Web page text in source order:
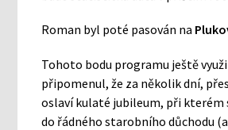
Roman byl poté pasován na
Tohoto bodu programu ještě
připomenul, že za několik dní,
oslaví kulaté jubileum, při kterém
do řádného starobního důchodu